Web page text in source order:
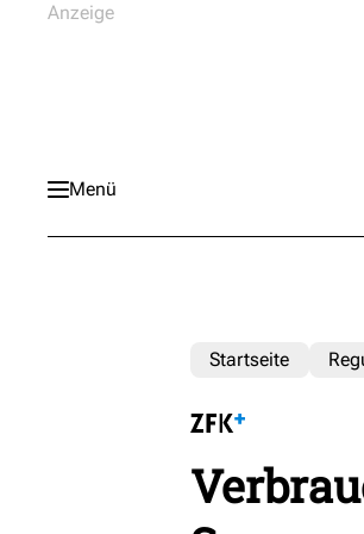
Menü
Startseite